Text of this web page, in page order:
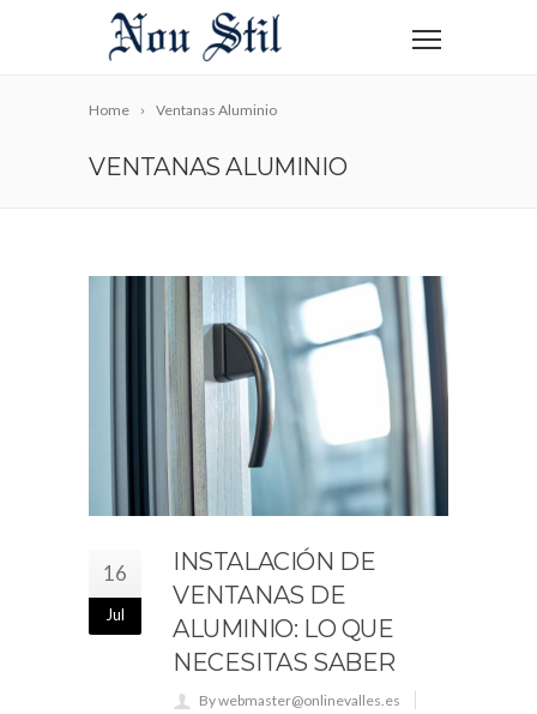
Home Ventanas Aluminio
VENTANAS ALUMINIO
16
Jul
INSTALACIÓN DE
VENTANAS DE
ALUMINIO: LO QUE
NECESITAS SABER
By webmaster@onlinevalles.es